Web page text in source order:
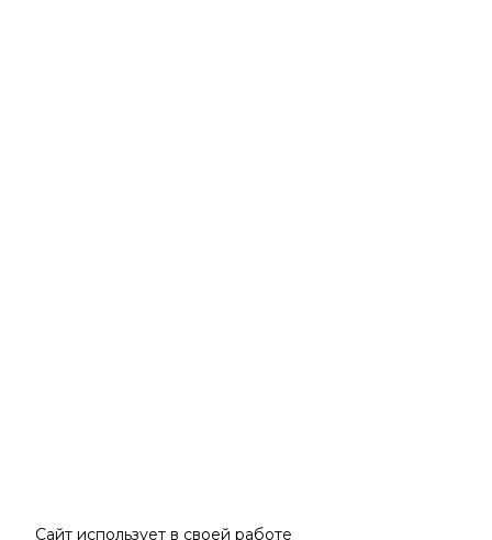
Сайт использует в своей работе